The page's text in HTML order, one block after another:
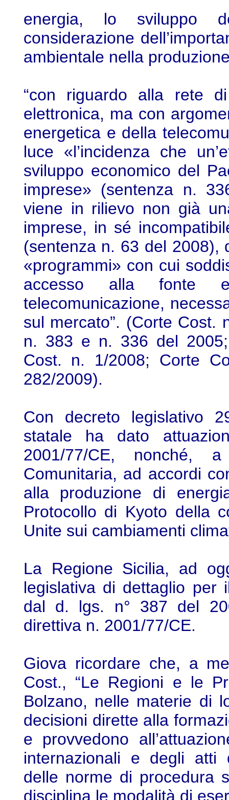
energia, lo sviluppo
considerazione
ambientale nella
“con riguardo alla rete
elettronica, ma con
energetica e della
luce «l’incidenza che
sviluppo economico del
imprese» (sentenza n.
viene in rilievo non già
imprese, in sé
(sentenza n. 63 del 2008),
«programmi» con cui
accesso alla fonte
telecomunicazione,
sul mercato”. (Corte Cost.
n. 383 e n. 336 del
Cost. n. 1/2008; Corte
282/2009).
Con decreto legislativo
statale ha dato
2001/77/CE, nonché,
Comunitaria, ad accordi
alla produzione di
Protocollo di Kyoto della
Unite sui cambiamenti
La Regione Sicilia, ad
legislativa di dettaglio per
dal d. lgs. n° 387 del
direttiva n. 2001/77/CE.
Giova ricordare che, a
Cost., “Le Regioni e le
Bolzano, nelle materie di
decisioni dirette alla
e provvedono
internazionali e degli atti
delle norme di procedura
disciplina le modalità di